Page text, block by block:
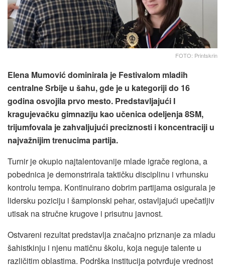
FOTO: Printskrin
Elena Mumović dominirala je Festivalom mladih
centralne Srbije u šahu, gde je u kategoriji do 16
godina osvojila prvo mesto. Predstavljajući I
kragujevačku gimnaziju kao učenica odeljenja 8SM,
trijumfovala je zahvaljujući preciznosti i koncentraciji u
najvažnijim trenucima partija.
Turnir je okupio najtalentovanije mlade igrače regiona, a
pobednica je demonstrirala taktičku disciplinu i vrhunsku
kontrolu tempa. Kontinuirano dobrim partijama osigurala je
lidersku poziciju i šampionski pehar, ostavljajući upečatljiv
utisak na stručne krugove i prisutnu javnost.
Ostvareni rezultat predstavlja značajno priznanje za mladu
šahistkinju i njenu matičnu školu, koja neguje talente u
različitim oblastima. Podrška institucija potvrđuje vrednost